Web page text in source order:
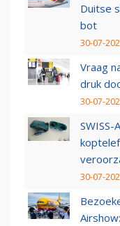
Duitse
bot
30-07-
Vraag
druk
30-07-
30-07-